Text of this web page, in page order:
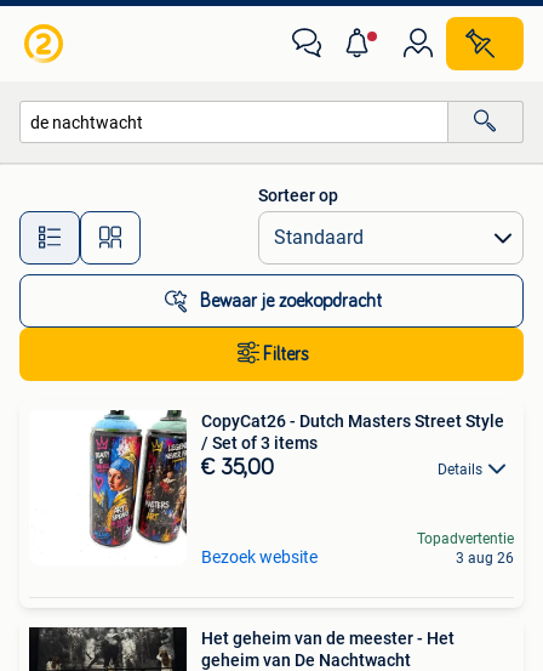
Alle afstanden…
Sorteer op
Bewaar je zoekopdracht
Filters
CopyCat26 - Dutch Masters Street Style
/ Set of 3 items
€ 35,00 Details
Bezoek website
Topadvertentie
3 aug 26
Het geheim van de meester - Het
geheim van De Nachtwacht